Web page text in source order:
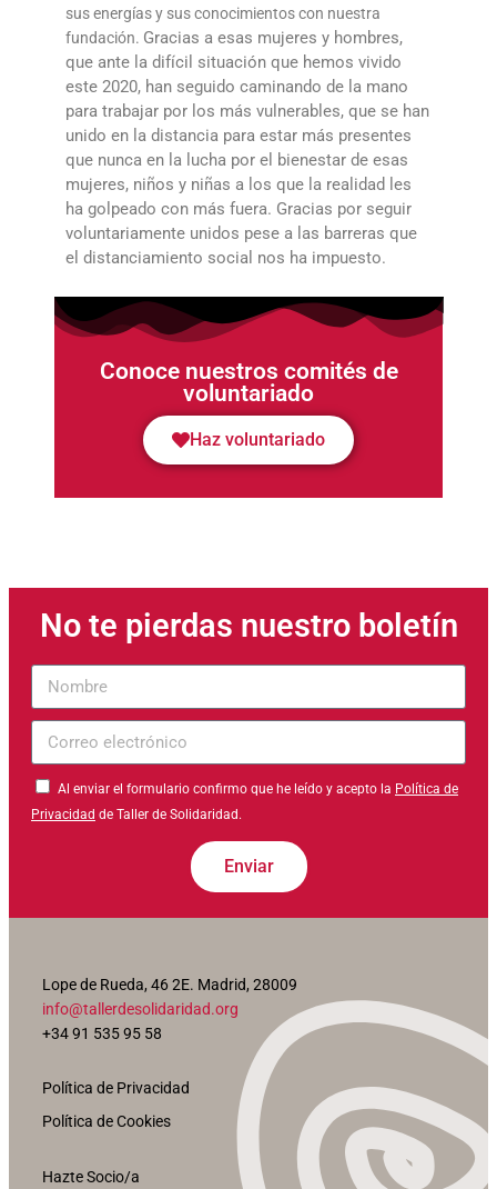
sus energías y sus conocimientos con nuestra
fundación. Gracias a esas mujeres y hombres,
que ante la difícil situación que hemos vivido
este 2020, han seguido caminando de la mano
para trabajar por los más vulnerables, que se han
unido en la distancia para estar más presentes
que nunca en la lucha por el bienestar de esas
mujeres, niños y niñas a los que la realidad les
ha golpeado con más fuera. Gracias por seguir
voluntariamente unidos pese a las barreras que
el distanciamiento social nos ha impuesto.
Conoce nuestros comités de
voluntariado
Haz voluntariado
No te pierdas nuestro boletín
Nombre
Correo
Al enviar el formulario confirmo que he leído y acepto la Política de
Privacidad de Taller de Solidaridad.
Enviar
Lope de Rueda, 46 2E. Madrid, 28009
info@tallerdesolidaridad.org
+34 91 535 95 58
Política de Privacidad
Política de Cookies
Hazte Socio/a